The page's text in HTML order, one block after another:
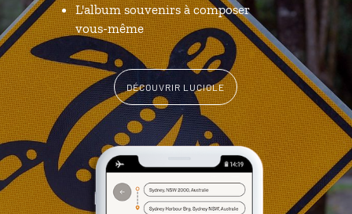
L'album souvenirs à composer
vous-même
DÉCOUVRIR LUCIOLE